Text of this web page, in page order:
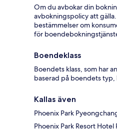
Om du avbokar din
avbokningspolicy att
bestämmelser om
för
Boendeklass
Boendets klass, som har
baserad på boendets
Kallas även
Phoenix Park
Phoenix Park Resort